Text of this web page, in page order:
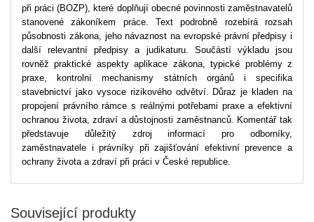
při práci (BOZP), které doplňují obecné povinnosti zaměstnavatelů
stanovené zákoníkem práce. Text podrobně rozebírá rozsah
působnosti zákona, jeho návaznost na evropské právní předpisy i
další relevantní předpisy a judikaturu. Součástí výkladu jsou
rovněž praktické aspekty aplikace zákona, typické problémy z
praxe, kontrolní mechanismy státních orgánů i specifika
stavebnictví jako vysoce rizikového odvětví. Důraz je kladen na
propojení právního rámce s reálnými potřebami praxe a efektivní
ochranou života, zdraví a důstojnosti zaměstnanců. Komentář tak
představuje důležitý zdroj informací pro odborníky,
zaměstnavatele i právníky při zajišťování efektivní prevence a
ochrany života a zdraví při práci v České republice.
Související produkty